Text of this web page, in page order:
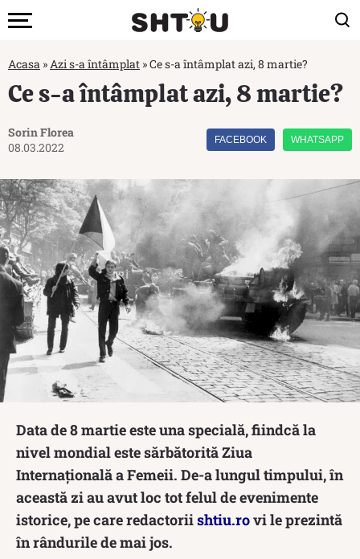
Acasa »Azi s-a întâmplat »Ce s-a întâmplat azi, 8 martie?
Ce s-a întâmplat azi, 8 martie?
Sorin Florea
08.03.2022
FACEBOOK WHATSAPP
Data de 8 martie este una specială, fiindcă la
nivel mondial este sărbătorită Ziua
Internațională a Femeii. De-a lungul timpului, în
această zi au avut loc tot felul de evenimente
istorice, pe care redactoriishtiu.rovi le prezintă
în rândurile de mai jos.